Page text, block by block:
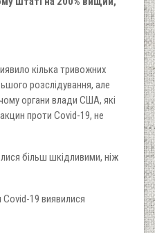
кілька тривожних
розслідування, але
органи влади США, які
проти Covid-19, не
більш шкідливими, ніж
Covid-19 виявилися